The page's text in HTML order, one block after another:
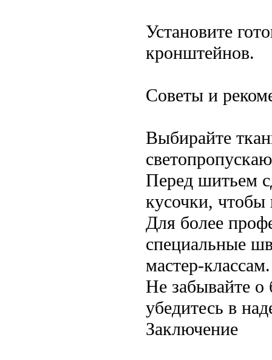
Установите
кронштейнов.
Советы и
Выбирайте
Перед шитьем
кусочки, чтобы
Для более
специальные
мастер-классам.
Не забывайте о
убедитесь в
Заключение